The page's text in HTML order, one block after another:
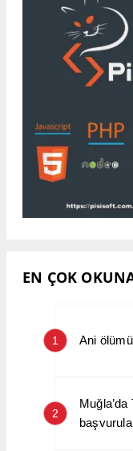
EN ÇOK
1 Ani
2